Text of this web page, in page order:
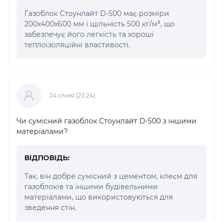
Газоблок Стоунлайт D-500 має розміри
200x400x600 мм і щільність 500 кг/м³, що
забезпечує його легкість та хороші
теплоізоляційні властивості.
24 cічня (23:24)
Чи сумісний газоблок Стоунлайт D-500 з іншими
матеріалами?
ВІДПОВІДЬ:
Так, він добре сумісний з цементом, клеєм для
газоблоків та іншими будівельними
матеріалами, що використовуються для
зведення стін.